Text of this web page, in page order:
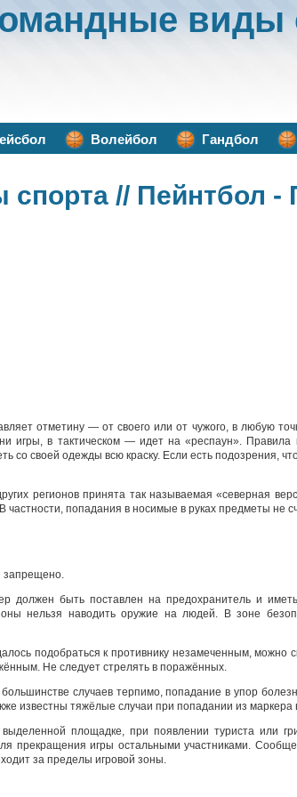
виды
Волейбол Гандбол
спорта // Пейнтбол -
отметину — от своего или от чужого, в любую
игры, в тактическом — идет на «респаун». Правила
со своей одежды всю краску. Если есть подозрения,
регионов принята так называемая «северная
частности, попадания в носимые в руках предметы не
запрещено.
должен быть поставлен на предохранитель и
нельзя наводить оружие на людей. В зоне
подобраться к противнику незамеченным, можно
Не следует стрелять в поражённых.
случаев терпимо, попадание в упор
известны тяжёлые случаи при попадании из
площадке, при появлении туриста или
прекращения игры остальными участниками.
за пределы игровой зоны.